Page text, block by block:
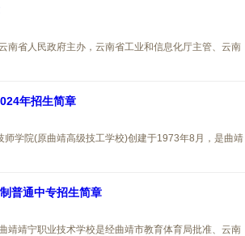
南省人民政府主办，云南省工业和信息化厅主管、云南
年招生简章
学院(原曲靖高级技工学校)创建于1973年8月，是曲靖
普通中专招生简章
靖靖宁职业技术学校是经曲靖市教育体育局批准、云南